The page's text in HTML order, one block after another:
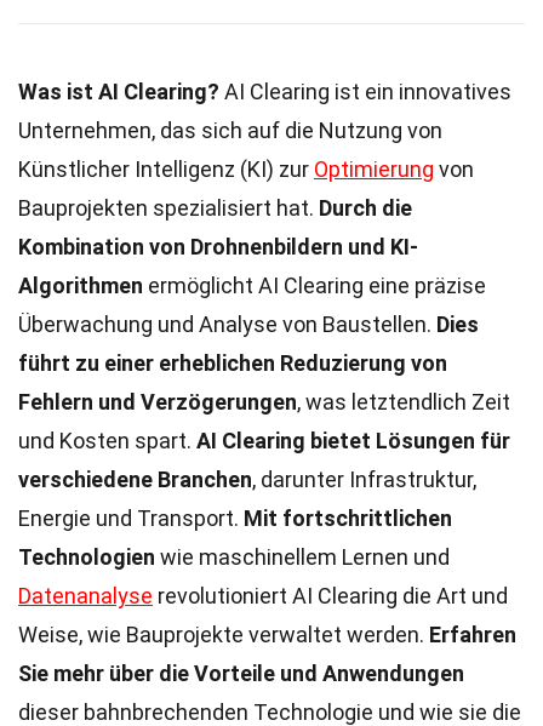
Was ist AI Clearing? AI Clearing ist ein innovatives
Unternehmen, das sich auf die Nutzung von
Künstlicher Intelligenz (KI) zur Optimierung von
Bauprojekten spezialisiert hat. Durch die
Kombination von Drohnenbildern und KI-
Algorithmen ermöglicht AI Clearing eine präzise
Überwachung und Analyse von Baustellen. Dies
führt zu einer erheblichen Reduzierung von
Fehlern und Verzögerungen, was letztendlich Zeit
und Kosten spart. AI Clearing bietet Lösungen für
verschiedene Branchen, darunter Infrastruktur,
Energie und Transport. Mit fortschrittlichen
Technologien wie maschinellem Lernen und
Datenanalyse revolutioniert AI Clearing die Art und
Weise, wie Bauprojekte verwaltet werden. Erfahren
Sie mehr über die Vorteile und Anwendungen
dieser bahnbrechenden Technologie und wie sie die